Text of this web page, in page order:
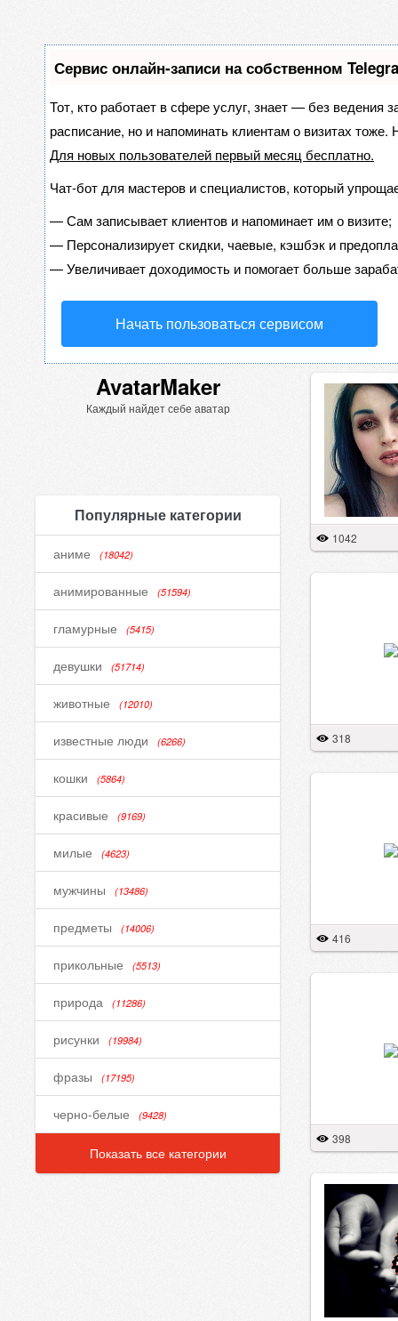
Сервис онлайн-записи на собственном
Тот, кто работает в сфере услуг, знает — без ведения
расписание, но и напоминать клиентам о визитах
Для новых пользователей первый месяц бесплатно.
Чат-бот для мастеров и специалистов, который
—Сам записывает клиентов и напоминает им о визите;
— Персонализирует скидки, чаевые, кэшбэк и
—Увеличивает доходимость и помогает больше
Начать пользоваться сервисом
AvatarMaker
Каждый найдет себе аватар
Популярные категории
аниме (18042)
анимированные (51594)
гламурные (5415)
девушки (51714)
животные (12010)
известные люди (6266)
кошки (5864)
красивые (9169)
милые (4623)
мужчины (13486)
предметы (14006)
прикольные (5513)
природа (11286)
рисунки (19984)
фразы (17195)
черно-белые (9428)
Показать все категории
1042
318
416
398